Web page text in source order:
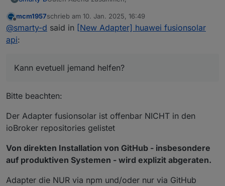
kann es eventuell sein, dass der Adapter nur die
aktuellen Daten von 3-Phasen-Modellen anzeigt?
aktuellen Daten ausgelesen und aktualisiert.
die entsprechenden Datenpunkte.
an dem Ergebnis leider nichts geändert.
Offline
mcm1957schrieb am 10. Jan. 2025, 16:49
zuletzt editiert von
@smarty-d said in [New Adapter] huawei fusionsolar
api:
Kann evetuell jemand helfen?
Bitte beachten:
Der Adapter fusionsolar ist offenbar NICHT in den
ioBroker repositories gelistet
Von direkten Installation von GitHub - insbesondere
auf produktiven Systemen - wird explizit abgeraten.
Adapter die NUR via npm und/oder nur via GitHub